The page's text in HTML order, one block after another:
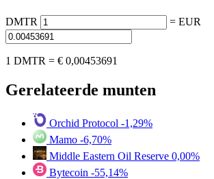
DMTR = EUR
1 DMTR = € 0,00453691
Gerelateerde munten
Orchid Protocol -1,29%
Mamo -6,70%
Middle Eastern Oil Reserve 0,00%
Bytecoin -55,14%